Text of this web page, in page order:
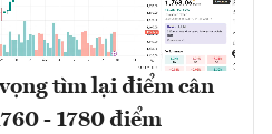
tìm lại điểm cân
- 1780 điểm